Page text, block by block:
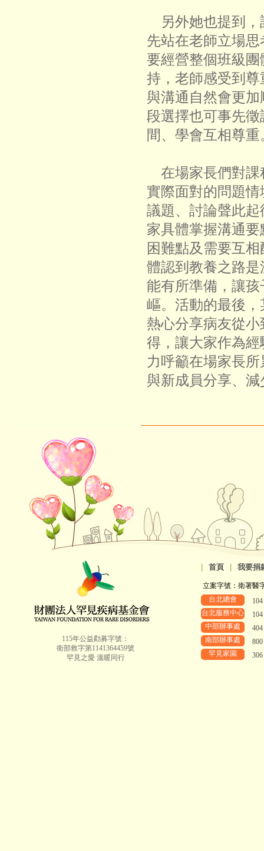
另外她也提到，
先站在老師立場
要經營整個班級
持，老師感受到
與溝通自然會更
段選擇也可事先
間、學會互相尊重
在場家長們對課
實際面對的問題
議題、討論聲此
家具體掌握溝通
困難點及需要互
體認到教養之路
能有所準備，讓
嶇。活動的最後
熱心分享病友從
得，讓大家作為
力呼籲在場家長
與新成員分享、
115年公益勸募字號：
衛部救字第1141364459號
罕見之愛 溫暖同行
首頁 我要捐
立案字號：衛署醫
台北總會
台北服務中心
中部辦事處
南部辦事處
罕見家園